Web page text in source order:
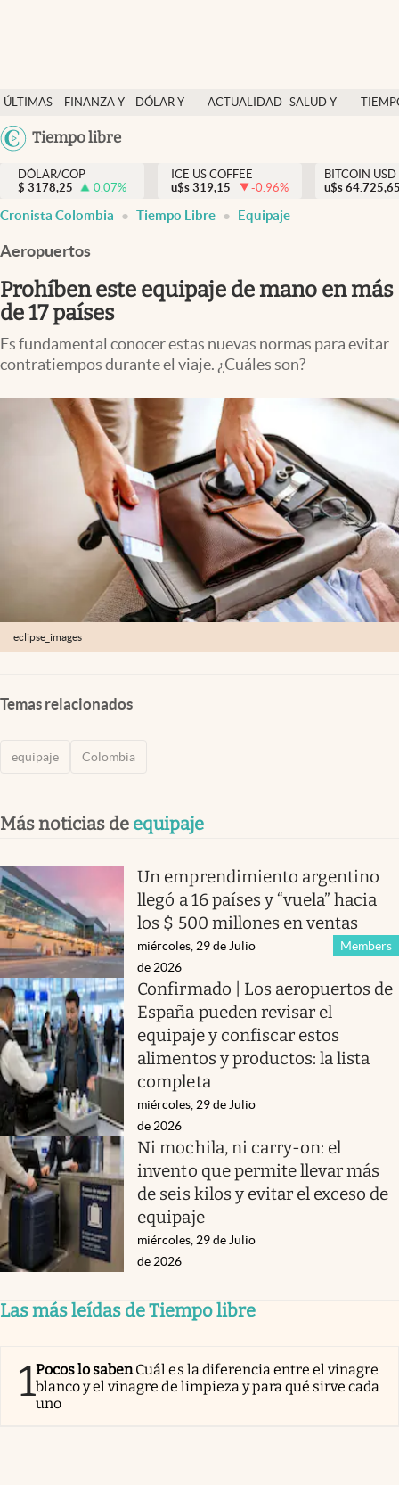
ÚLTIMAS
NOTICIAS
FINANZA Y
DÓLAR Y
ACTUALIDAD SALUD Y
México
Tiempo libre
Salud y nutrición
Vida espiritual
Actualidad
Colombia
DÓLAR/COP
$ 3178,25 0.07%
ICE US COFFEE
u$s 319,15 -0.96%
BITCOIN USD
u$s
Cronista Colombia Tiempo Libre Equipaje
Aeropuertos
Prohíben este equipaje de mano en más
de 17 países
Es fundamental conocer estas nuevas normas para evitar
contratiempos durante el viaje. ¿Cuáles son?
eclipse_images
Temas relacionados
equipaje Colombia
Más noticias de equipaje
Un emprendimiento argentino
llegó a 16 países y “vuela” hacia
los $ 500 millones en ventas
Members
miércoles, 29 de Julio
de 2026
Confirmado | Los aeropuertos de
España pueden revisar el
equipaje y confiscar estos
alimentos y productos: la lista
completa
miércoles, 29 de Julio
de 2026
Ni mochila, ni carry-on: el
invento que permite llevar más
de seis kilos y evitar el exceso de
equipaje
miércoles, 29 de Julio
de 2026
Las más leídas de Tiempo libre
1Pocos lo sabenCuál es la diferencia entre el vinagre
blanco y el vinagre de limpieza y para qué sirve cada
uno